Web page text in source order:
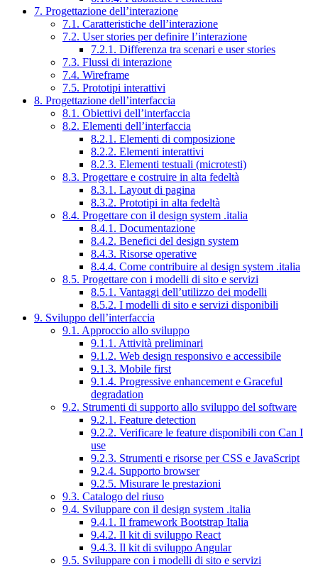
7. Progettazione dell’interazione
7.1. Caratteristiche dell’interazione
7.2. User stories per definire l’interazione
7.2.1. Differenza tra scenari e user stories
7.3. Flussi di interazione
7.4. Wireframe
7.5. Prototipi interattivi
8. Progettazione dell’interfaccia
8.1. Obiettivi dell’interfaccia
8.2. Elementi dell’interfaccia
8.2.1. Elementi di composizione
8.2.2. Elementi interattivi
8.2.3. Elementi testuali (microtesti)
8.3. Progettare e costruire in alta fedeltà
8.3.1. Layout di pagina
8.3.2. Prototipi in alta fedeltà
8.4. Progettare con il design system .italia
8.4.1. Documentazione
8.4.2. Benefici del design system
8.4.3. Risorse operative
8.4.4. Come contribuire al design system .italia
8.5. Progettare con i modelli di sito e servizi
8.5.1. Vantaggi dell’utilizzo dei modelli
8.5.2. I modelli di sito e servizi disponibili
9. Sviluppo dell’interfaccia
9.1. Approccio allo sviluppo
9.1.1. Attività preliminari
9.1.2. Web design responsivo e accessibile
9.1.3. Mobile first
9.1.4. Progressive enhancement e Graceful
degradation
9.2. Strumenti di supporto allo sviluppo del software
9.2.1. Feature detection
9.2.2. Verificare le feature disponibili con Can I
use
9.2.3. Strumenti e risorse per CSS e JavaScript
9.2.4. Supporto browser
9.2.5. Misurare le prestazioni
9.3. Catalogo del riuso
9.4. Sviluppare con il design system .italia
9.4.1. Il framework Bootstrap Italia
9.4.2. Il kit di sviluppo React
9.4.3. Il kit di sviluppo Angular
9.5. Sviluppare con i modelli di sito e servizi